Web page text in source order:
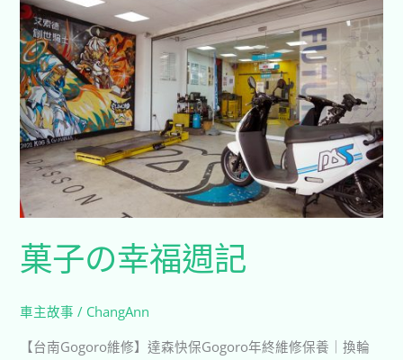
菓子の幸福週記
車主故事 / ChangAnn
【台南Gogoro維修】達森快保Gogoro年終維修保養｜換輪
子
の
幸
福
週
記